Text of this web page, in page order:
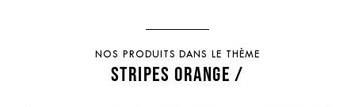
NOS PRODUITS DANS LE THÈME
STRIPES ORANGE /